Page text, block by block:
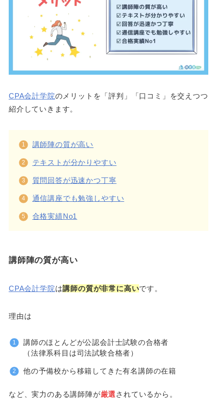
CPA会計学院のメリットを「評判」「口コミ」を交えつつ
紹介していきます。
講師陣の質が高い
テキストが分かりやすい
質問回答が迅速かつ丁寧
通信講座でも勉強しやすい
合格実績No1
講師陣の質が高い
CPA会計学院は講師の質が非常に高いです。
理由は
講師のほとんどが公認会計士試験の合格者
（法律系科目は司法試験合格者）
他の予備校から移籍してきた有名講師の在籍
など、実力のある講師陣が厳選 されているから。